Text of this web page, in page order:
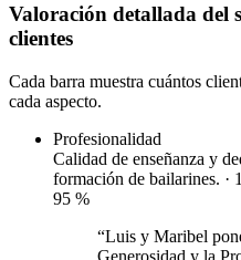
Valoración detallada del
clientes
Cada barra muestra cuántos
cada aspecto.
Profesionalidad
Calidad de enseñanza y
formación de bailarines. ·
95 %
“Luis y Maribel
Generosidad y la